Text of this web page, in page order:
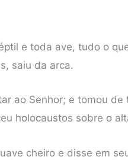
e toda ave, tudo o
saiu da arca.
ao Senhor; e tomou
holocaustos sobre o
cheiro e disse em